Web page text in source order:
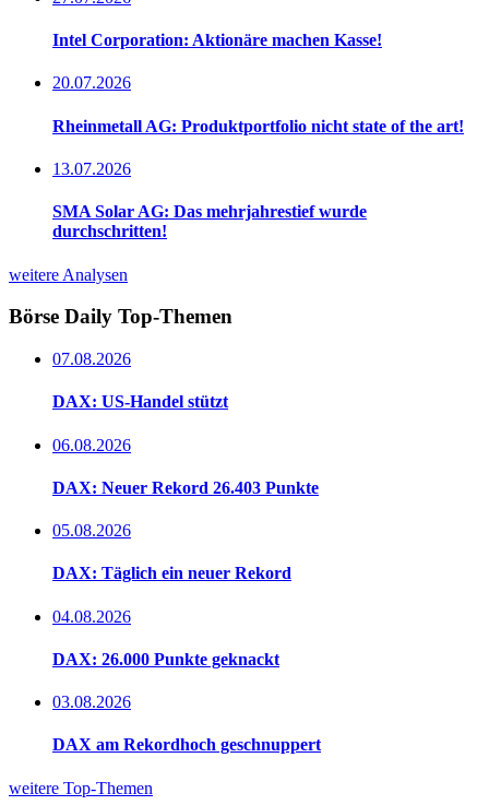
Intel Corporation: Aktionäre machen Kasse!
20.07.2026
Rheinmetall AG: Produktportfolio nicht state of the art!
13.07.2026
SMA Solar AG: Das mehrjahrestief wurde
durchschritten!
weitere Analysen
Börse Daily Top-Themen
07.08.2026
DAX: US-Handel stützt
06.08.2026
DAX: Neuer Rekord 26.403 Punkte
05.08.2026
DAX: Täglich ein neuer Rekord
04.08.2026
DAX: 26.000 Punkte geknackt
03.08.2026
DAX am Rekordhoch geschnuppert
weitere Top-Themen